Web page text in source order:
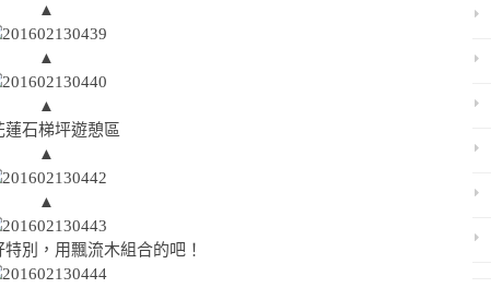
▲
▲
▲
▲
▲
別，用飄流木組合的吧！